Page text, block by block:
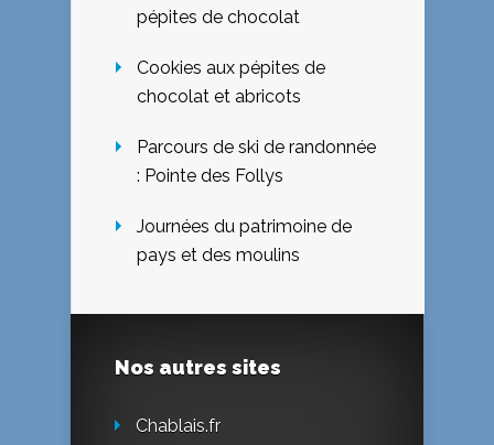
pépites de chocolat
Cookies aux pépites de
chocolat et abricots
Parcours de ski de randonnée
: Pointe des Follys
Journées du patrimoine de
pays et des moulins
Nos autres sites
Chablais.fr